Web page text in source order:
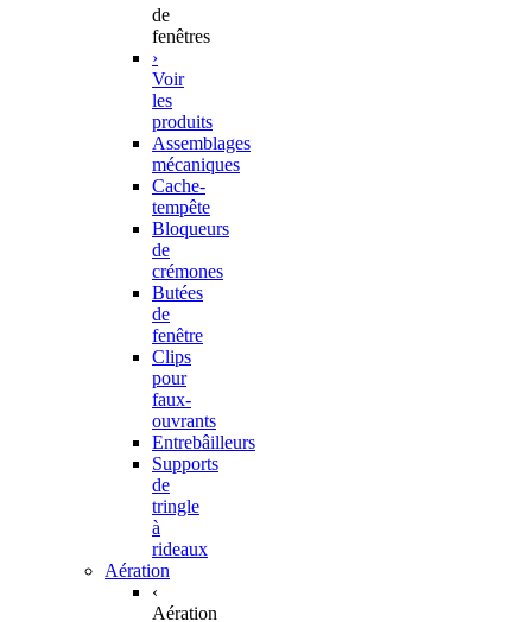
de
fenêtres
›
Voir
les
produits
Assemblages
mécaniques
Cache-
tempête
Bloqueurs
de
crémones
Butées
de
fenêtre
Clips
pour
faux-
ouvrants
Entrebâilleurs
Supports
de
tringle
à
rideaux
Aération
‹
Aération